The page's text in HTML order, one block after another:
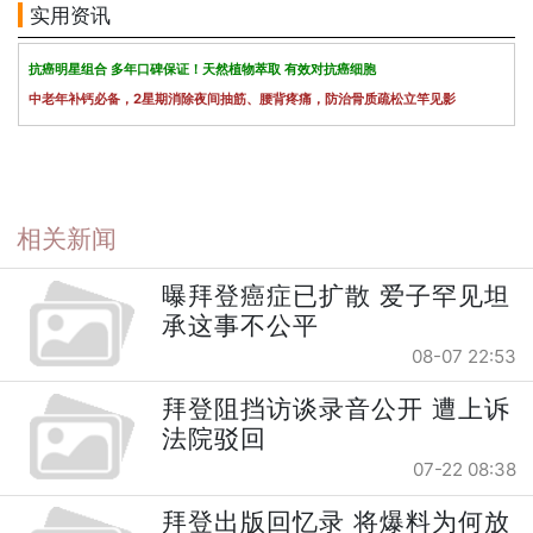
实用资讯
抗癌明星组合 多年口碑保证！天然植物萃取 有效对抗癌细胞
中老年补钙必备，2星期消除夜间抽筋、腰背疼痛，防治骨质疏松立竿见影
相关新闻
曝拜登癌症已扩散 爱子罕见坦
承这事不公平
08-07 22:53
拜登阻挡访谈录音公开 遭上诉
法院驳回
07-22 08:38
拜登出版回忆录 将爆料为何放